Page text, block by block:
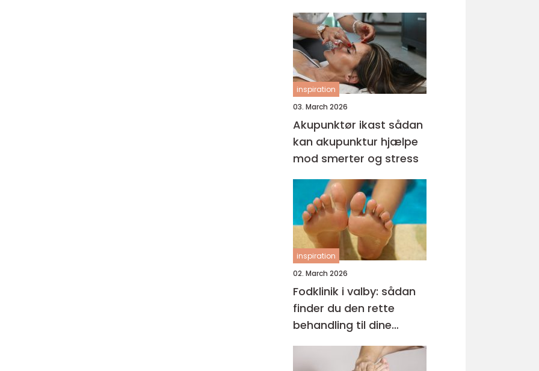
inspiration
03. March 2026
Akupunktør ikast sådan
kan akupunktur hjælpe
mod smerter og stress
inspiration
02. March 2026
Fodklinik i valby: sådan
finder du den rette
behandling til dine
fødder